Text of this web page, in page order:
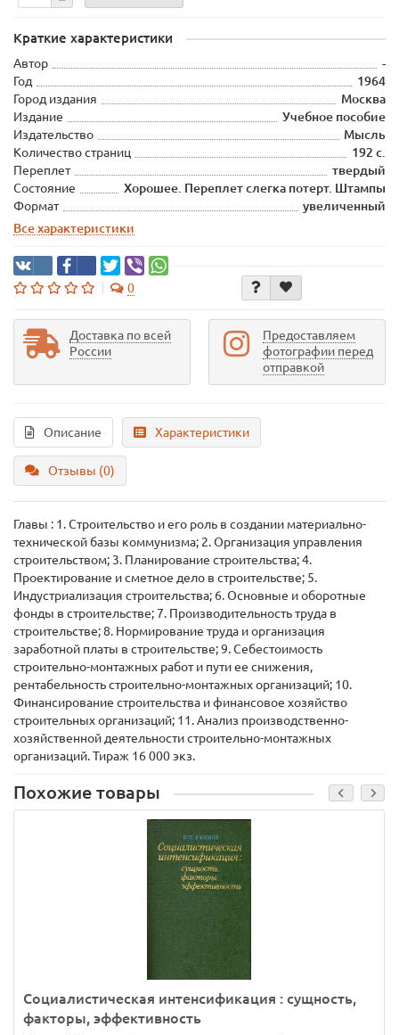
Краткие характеристики
Автор
-
Год
1964
Город издания
Москва
Издание
Учебное пособие
Издательство
Мысль
Количество страниц
192 с.
Переплет
твердый
Состояние
Хорошее. Переплет слегка потерт. Штампы
Формат
увеличенный
Все характеристики
0
Доставка по всей
России
Предоставляем
фотографии перед
отправкой
Описание Характеристики
Отзывы (0)
Главы : 1. Строительство и его роль в создании материально-
технической базы коммунизма; 2. Организация управления
строительством; 3. Планирование строительства; 4.
Проектирование и сметное дело в строительстве; 5.
Индустриализация строительства; 6. Основные и оборотные
фонды в строительстве; 7. Производительность труда в
строительстве; 8. Нормирование труда и организация
заработной платы в строительстве; 9. Себестоимость
строительно-монтажных работ и пути ее снижения,
рентабельность строительно-монтажных организаций; 10.
Финансирование строительства и финансовое хозяйство
строительных организаций; 11. Анализ производственно-
хозяйственной деятельности строительно-монтажных
организаций. Тираж 16 000 экз.
Похожие товары
Социалистическая интенсификация : сущность,
факторы, эффективность